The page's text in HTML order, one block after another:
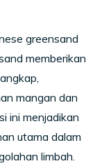
greensand
memberikan
mangan dan
ini menjadikan
utama dalam
limbah.